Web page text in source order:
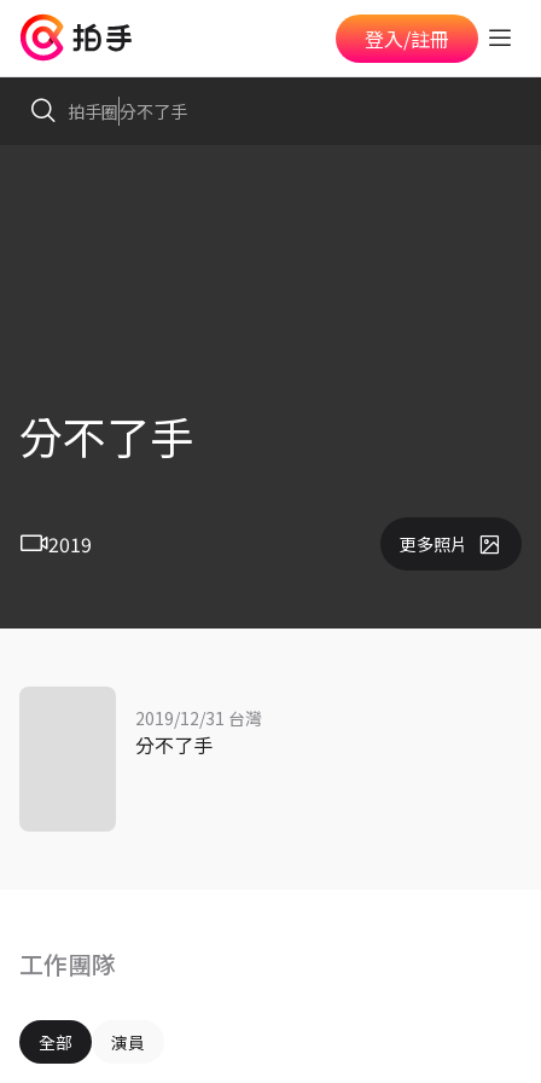
登入/註冊
拍手圈分不了手
分不了手
2019 更多照片
工作團隊
全部 演員
2019/12/31 台灣
分不了手